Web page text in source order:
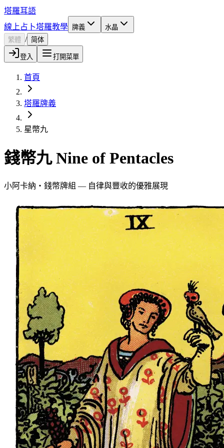
塔羅耳語
線上占卜塔羅教學 牌義
水晶
繁體 / 简体
登入 打開菜單
首頁
塔羅牌義
星幣九
錢幣九 Nine of Pentacles
小阿卡納・錢幣牌組 — 自律與豐收的優雅展現